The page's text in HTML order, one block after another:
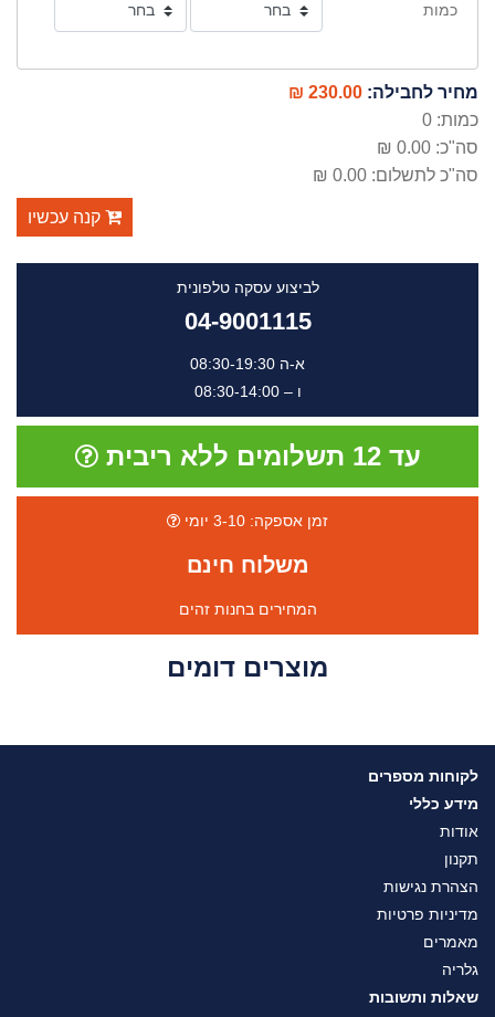
כמות
מחיר לחבילה: 230.00 ₪
כמות: 0
סה"כ: 0.00 ₪
סה"כ לתשלום: 0.00 ₪
קנה עכשיו
לביצוע עסקה טלפונית
04-9001115
א-ה 08:30-19:30
ו – 08:30-14:00
עד 12 תשלומים ללא ריבית
זמן אספקה: 3-10 יומי
משלוח חינם
המחירים בחנות זהים
מוצרים דומים
לקוחות מספרים
מידע כללי
אודות
תקנון
הצהרת נגישות
מדיניות פרטיות
מאמרים
גלריה
שאלות ותשובות